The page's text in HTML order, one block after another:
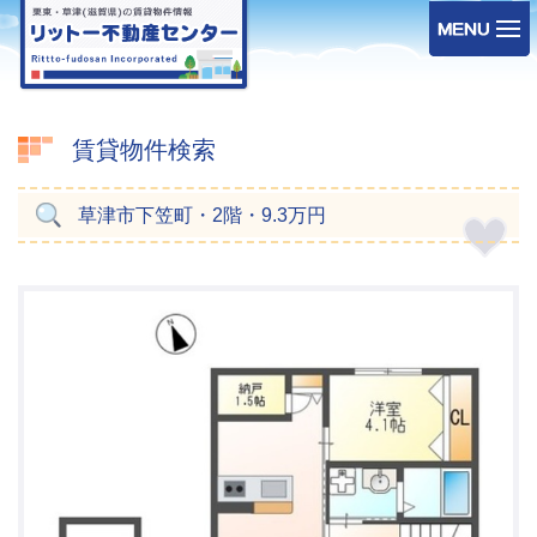
賃貸物件検索
草津市下笠町・2階・9.3万円